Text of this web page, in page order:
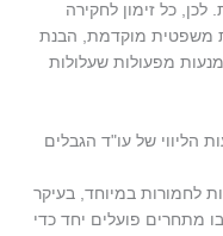
כל זימון לחקירה
משפטית מוקדמת, הבנת
מפעולות שעלולות
הליווי של עו"ד הגבלים
לחמורות במיוחד, בעיקר
מתחרים פועלים יחד כדי